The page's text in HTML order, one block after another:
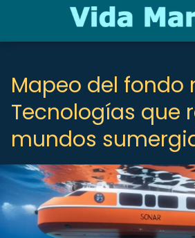
Mapeo del fondo
Tecnologías que
mundos